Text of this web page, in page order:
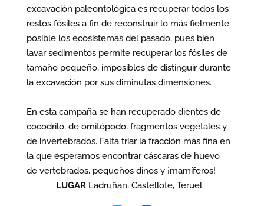
excavación paleontológica es recuperar todos los
restos fósiles a fin de reconstruir lo más fielmente
posible los ecosistemas del pasado, pues bien
lavar sedimentos permite recuperar los fósiles de
tamaño pequeño, imposibles de distinguir durante
la excavación por sus diminutas dimensiones.
En esta campaña se han recuperado dientes de
cocodrilo, de ornitópodo, fragmentos vegetales y
de invertebrados. Falta triar la fracción más fina en
la que esperamos encontrar cáscaras de huevo
de vertebrados, pequeños dinos y ¡mamíferos!
LUGARLadruñan, Castellote, Teruel